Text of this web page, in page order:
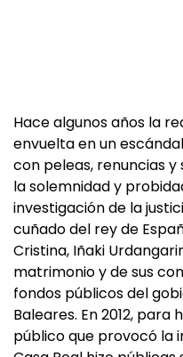
Hace algunos años la
envuelta en un
con peleas, renuncias
la solemnidad y
investigación de la
cuñado del rey de
Cristina, Iñaki
matrimonio y de sus
fondos públicos del
Baleares. En 2012,
público que provocó la